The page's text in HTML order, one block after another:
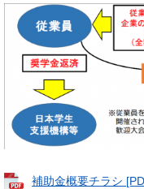
補助金概要チラシ